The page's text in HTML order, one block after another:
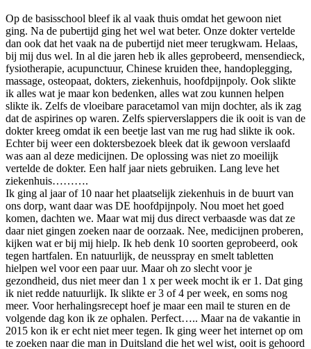
Op de basisschool bleef ik al vaak thuis omdat het gewoon niet
ging. Na de pubertijd ging het wel wat beter. Onze dokter vertelde
dan ook dat het vaak na de pubertijd niet meer terugkwam. Helaas,
bij mij dus wel. In al die jaren heb ik alles geprobeerd, mensendieck,
fysiotherapie, acupunctuur, Chinese kruiden thee, handoplegging,
massage, osteopaat, dokters, ziekenhuis, hoofdpijnpoly. Ook slikte
ik alles wat je maar kon bedenken, alles wat zou kunnen helpen
slikte ik. Zelfs de vloeibare paracetamol van mijn dochter, als ik zag
dat de aspirines op waren. Zelfs spierverslappers die ik ooit is van de
dokter kreeg omdat ik een beetje last van me rug had slikte ik ook.
Echter bij weer een doktersbezoek bleek dat ik gewoon verslaafd
was aan al deze medicijnen. De oplossing was niet zo moeilijk
vertelde de dokter. Een half jaar niets gebruiken. Lang leve het
ziekenhuis……….
Ik ging al jaar of 10 naar het plaatselijk ziekenhuis in de buurt van
ons dorp, want daar was DE hoofdpijnpoly. Nou moet het goed
komen, dachten we. Maar wat mij dus direct verbaasde was dat ze
daar niet gingen zoeken naar de oorzaak. Nee, medicijnen proberen,
kijken wat er bij mij hielp. Ik heb denk 10 soorten geprobeerd, ook
tegen hartfalen. En natuurlijk, de neusspray en smelt tabletten
hielpen wel voor een paar uur. Maar oh zo slecht voor je
gezondheid, dus niet meer dan 1 x per week mocht ik er 1. Dat ging
ik niet redde natuurlijk. Ik slikte er 3 of 4 per week, en soms nog
meer. Voor herhalingsrecept hoef je maar een mail te sturen en de
volgende dag kon ik ze ophalen. Perfect….. Maar na de vakantie in
2015 kon ik er echt niet meer tegen. Ik ging weer het internet op om
te zoeken naar die man in Duitsland die het wel wist, ooit is gehoord